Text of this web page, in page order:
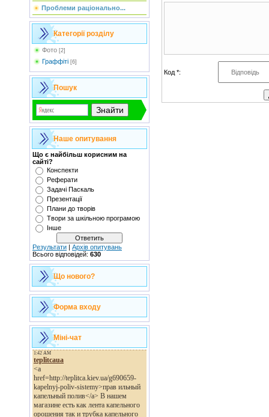
Проблеми раціонально...
Категорії розділу
Фото [2]
Граффіті [6]
Пошук
Наше опитування
Що є найбільш корисним на
сайті?
Конспекти
Реферати
Задачі Паскаль
Презентації
Плани до творів
Твори за шкільною програмою
Інше
Результати | Архів опитувань
Всього відповідей: 630
Що нового?
Форма входу
Міні-чат
Код *: